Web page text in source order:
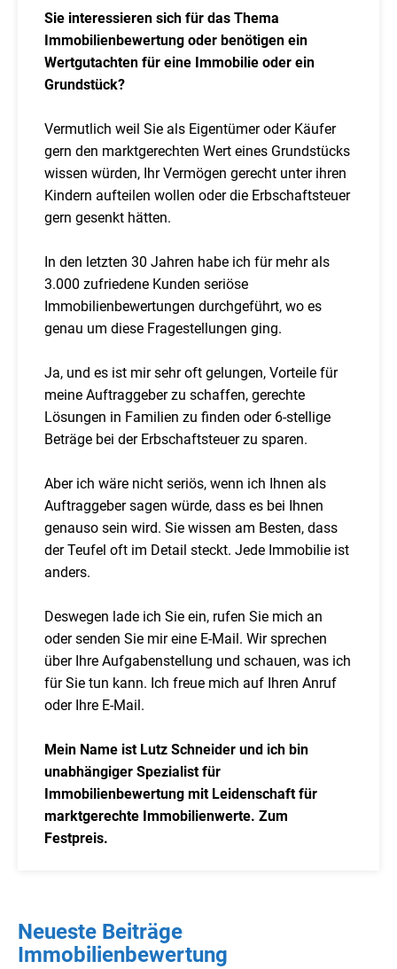
Sie interessieren sich für das Thema
Immobilienbewertung oder benötigen ein
Wertgutachten für eine Immobilie oder ein
Grundstück?
Vermutlich weil Sie als Eigentümer oder Käufer
gern den marktgerechten Wert eines Grundstücks
wissen würden, Ihr Vermögen gerecht unter ihren
Kindern aufteilen wollen oder die Erbschaftsteuer
gern gesenkt hätten.
In den letzten 30 Jahren habe ich für mehr als
3.000 zufriedene Kunden seriöse
Immobilienbewertungen durchgeführt, wo es
genau um diese Fragestellungen ging.
Ja, und es ist mir sehr oft gelungen, Vorteile für
meine Auftraggeber zu schaffen, gerechte
Lösungen in Familien zu finden oder 6-stellige
Beträge bei der Erbschaftsteuer zu sparen.
Aber ich wäre nicht seriös, wenn ich Ihnen als
Auftraggeber sagen würde, dass es bei Ihnen
genauso sein wird. Sie wissen am Besten, dass
der Teufel oft im Detail steckt. Jede Immobilie ist
anders.
Deswegen lade ich Sie ein, rufen Sie mich an
oder senden Sie mir eine E-Mail. Wir sprechen
über Ihre Aufgabenstellung und schauen, was ich
für Sie tun kann. Ich freue mich auf Ihren Anruf
oder Ihre E-Mail.
Mein Name ist Lutz Schneider und ich bin
unabhängiger Spezialist für
Immobilienbewertung mit Leidenschaft für
marktgerechte Immobilienwerte. Zum
Festpreis.
Neueste Beiträge
Immobilienbewertung